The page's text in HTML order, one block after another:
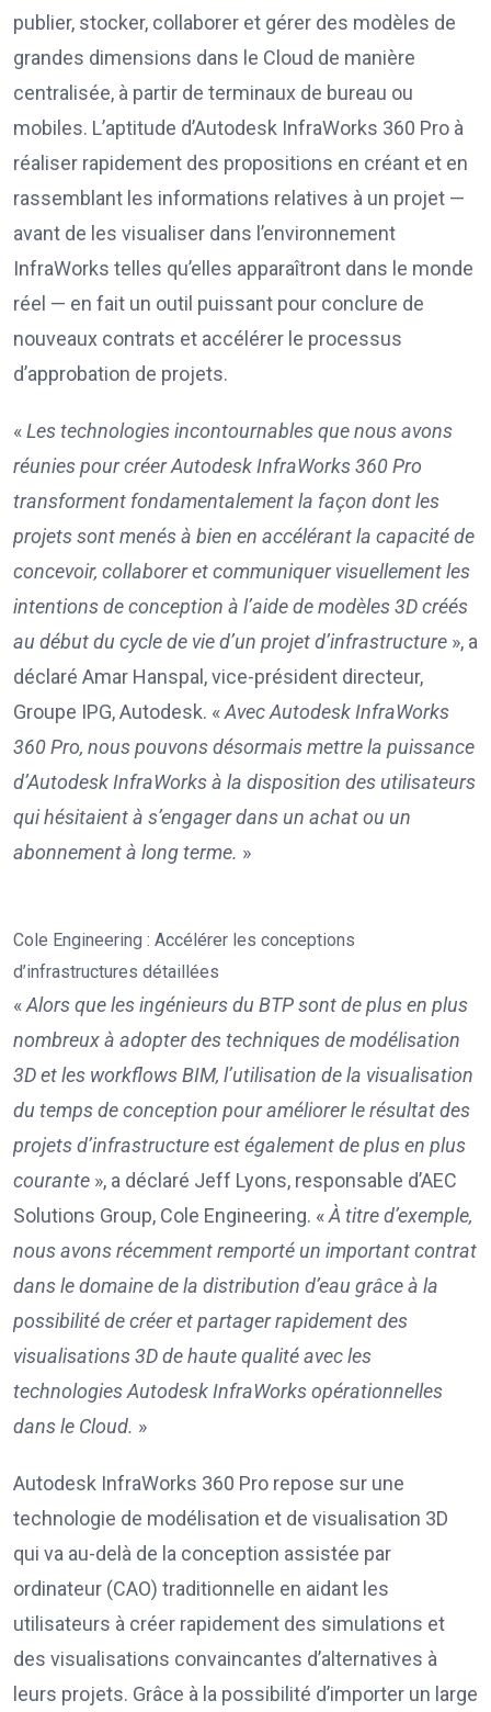
publier, stocker, collaborer et gérer des modèles de
grandes dimensions dans le Cloud de manière
centralisée, à partir de terminaux de bureau ou
mobiles. L’aptitude d’Autodesk InfraWorks 360 Pro à
réaliser rapidement des propositions en créant et en
rassemblant les informations relatives à un projet —
avant de les visualiser dans l’environnement
InfraWorks telles qu’elles apparaîtront dans le monde
réel — en fait un outil puissant pour conclure de
nouveaux contrats et accélérer le processus
d’approbation de projets.
«Les technologies incontournables que nous avons
réunies pour créer Autodesk InfraWorks 360 Pro
transforment fondamentalement la façon dont les
projets sont menés à bien en accélérant la capacité de
concevoir, collaborer et communiquer visuellement les
intentions de conception à l’aide de modèles 3D créés
au début du cycle de vie d’un projet d’infrastructure », a
déclaré Amar Hanspal, vice-président directeur,
Groupe IPG, Autodesk. «Avec Autodesk InfraWorks
360 Pro, nous pouvons désormais mettre la puissance
d’Autodesk InfraWorks à la disposition des utilisateurs
qui hésitaient à s’engager dans un achat ou un
abonnement à long terme. »
Cole Engineering : Accélérer les conceptions
d’infrastructures détaillées
«Alors que les ingénieurs du BTP sont de plus en plus
nombreux à adopter des techniques de modélisation
3D et les workflows BIM, l’utilisation de la visualisation
du temps de conception pour améliorer le résultat des
projets d’infrastructure est également de plus en plus
courante », a déclaré Jeff Lyons, responsable d’AEC
Solutions Group, Cole Engineering. «À titre d’exemple,
nous avons récemment remporté un important contrat
dans le domaine de la distribution d’eau grâce à la
possibilité de créer et partager rapidement des
visualisations 3D de haute qualité avec les
technologies Autodesk InfraWorks opérationnelles
dans le Cloud. »
Autodesk InfraWorks 360 Pro repose sur une
technologie de modélisation et de visualisation 3D
qui va au-delà de la conception assistée par
ordinateur (CAO) traditionnelle en aidant les
utilisateurs à créer rapidement des simulations et
des visualisations convaincantes d’alternatives à
leurs projets. Grâce à la possibilité d’importer un large